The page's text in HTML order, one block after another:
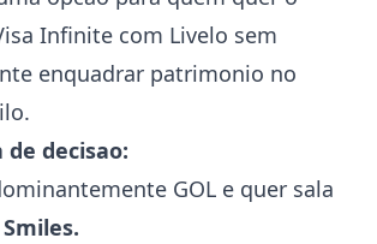
Infinite com Livelo sem
enquadrar patrimonio no
decisao:
GOL e quer sala
Smiles.